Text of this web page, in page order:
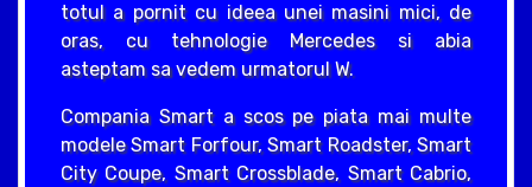
totul a pornit cu ideea unei masini mici, de
oras, cu tehnologie Mercedes si abia
asteptam sa vedem urmatorul W.
Compania Smart a scos pe piata mai multe
modele Smart Forfour, Smart Roadster, Smart
City Coupe, Smart Crossblade, Smart Cabrio,